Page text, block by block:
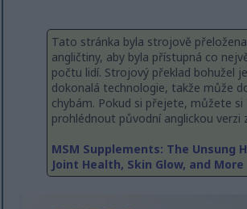
Tato stránka byla strojově
angličtiny, aby byla přístupná co
počtu lidí. Strojový překlad bohužel
dokonalá technologie, takže může
chybám. Pokud si přejete, můžete si
prohlédnout původní anglickou verzi
MSM Supplements: The Unsung
Joint Health, Skin Glow, and More